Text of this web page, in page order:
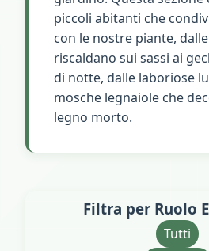
piccoli abitanti che
con le nostre piante,
riscaldano sui sassi ai
di notte, dalle laboriose
mosche legnaiole che
legno morto.
Filtra per Ruolo
Tutti